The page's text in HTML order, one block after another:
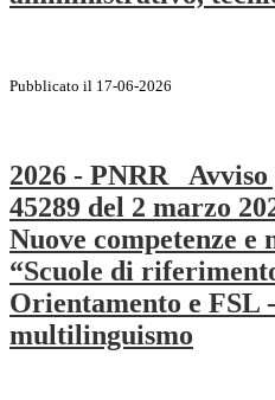
Pubblicato il 17-06-2026
2026 - PNRR_
45289 del 2 marzo
Nuove competenze e
“Scuole di
Orientamento e FSL
multilinguismo